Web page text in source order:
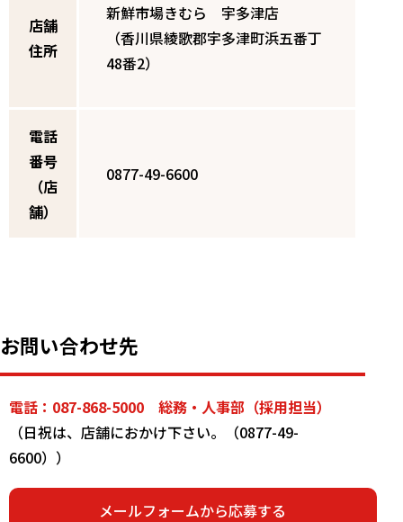
店舗
住所
新鮮市場きむら 宇多津店
（香川県綾歌郡宇多津町浜五番丁
48番2）
電話
番号
（店
舗）
0877-49-6600
お問い合わせ先
電話： 087-868-5000 総務・人事部（採用担当）
（日祝は、店舗におかけ下さい。（0877-49-
6600））
メールフォームから応募する